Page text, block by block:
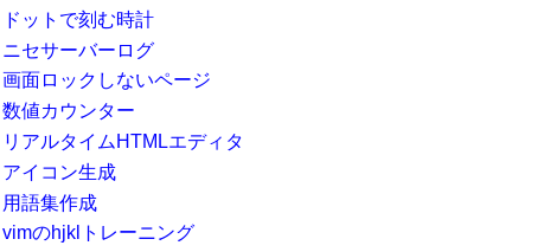
ドットで刻む時計
ニセサーバーログ
画面ロックしないページ
数値カウンター
リアルタイムHTMLエディタ
アイコン生成
用語集作成
vimのhjklトレーニング